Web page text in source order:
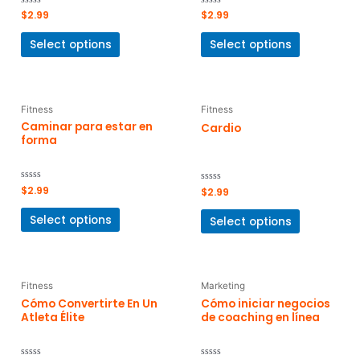
Rated
0
out
$2.99
Select options
Rated
0
out
$2.99
Select options
Fitness
Caminar para estar en
forma
Rated
0
out
$2.99
Select options
Fitness
Cardio
Rated
0
out
$2.99
Select options
Fitness
Cómo Convertirte En Un
Atleta Élite
Marketing
Cómo iniciar negocios
de coaching en línea